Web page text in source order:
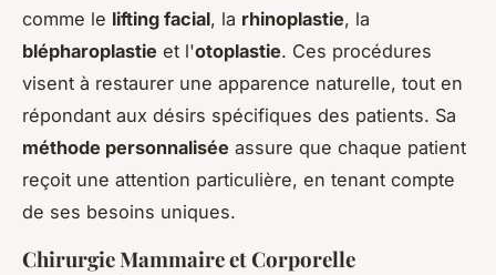
comme le lifting facial, la rhinoplastie, la
blépharoplastie et l'otoplastie. Ces procédures
visent à restaurer une apparence naturelle, tout en
répondant aux désirs spécifiques des patients. Sa
méthode personnalisée assure que chaque patient
reçoit une attention particulière, en tenant compte
de ses besoins uniques.
Chirurgie Mammaire et Corporelle